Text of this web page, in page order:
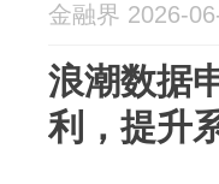
金融界 2026-
浪潮数据
利，提升